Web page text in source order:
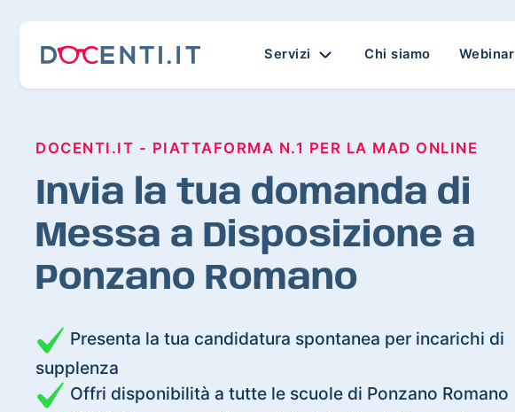
Servizi Chi siamo Webinar
DOCENTI.IT - PIATTAFORMA N.1 PER LA MAD ONLINE
Invia la tua domanda di
Messa a Disposizione a
Ponzano Romano
Presenta la tua candidatura spontanea per incarichi di
supplenza
Offri disponibilità a tutte le scuole di Ponzano Romano